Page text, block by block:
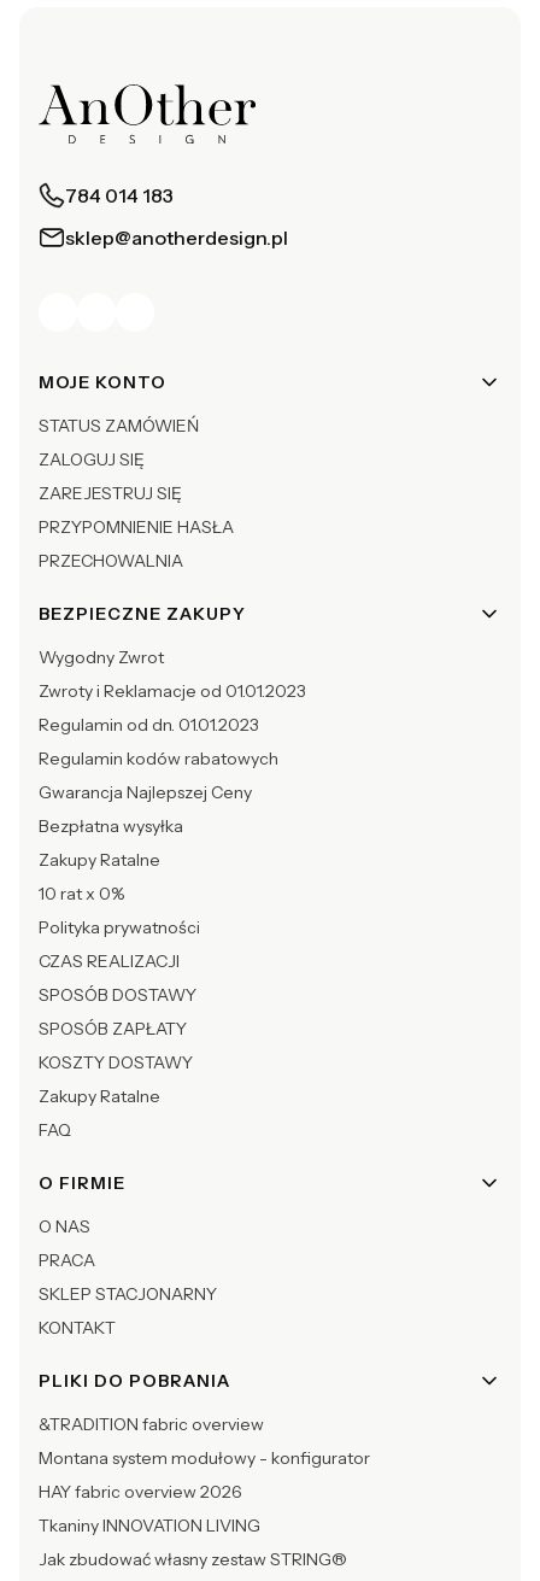
784 014 183
sklep@anotherdesign.pl
Linki w stopce
MOJE KONTO
STATUS ZAMÓWIEŃ
ZALOGUJ SIĘ
ZAREJESTRUJ SIĘ
PRZYPOMNIENIE HASŁA
PRZECHOWALNIA
BEZPIECZNE ZAKUPY
Wygodny Zwrot
Zwroty i Reklamacje od 01.01.2023
Regulamin od dn. 01.01.2023
Regulamin kodów rabatowych
Gwarancja Najlepszej Ceny
Bezpłatna wysyłka
Zakupy Ratalne
10 rat x 0%
Polityka prywatności
CZAS REALIZACJI
SPOSÓB DOSTAWY
SPOSÓB ZAPŁATY
KOSZTY DOSTAWY
Zakupy Ratalne
FAQ
O FIRMIE
O NAS
PRACA
SKLEP STACJONARNY
KONTAKT
PLIKI DO POBRANIA
&TRADITION fabric overview
Montana system modułowy - konfigurator
HAY fabric overview 2026
Tkaniny INNOVATION LIVING
Jak zbudować własny zestaw STRING®